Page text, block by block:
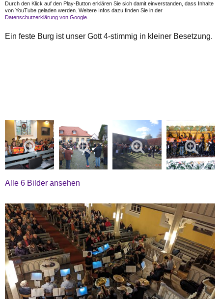
Durch den Klick auf den Play-Button erklären Sie sich damit einverstanden, dass Inhalte
von YouTube geladen werden. Weitere Infos dazu finden Sie in der
Datenschutzerklärung von Google
Ein feste Burg ist unser Gott 4-stimmig in kleiner Besetzung.
Alle 6 Bilder ansehen